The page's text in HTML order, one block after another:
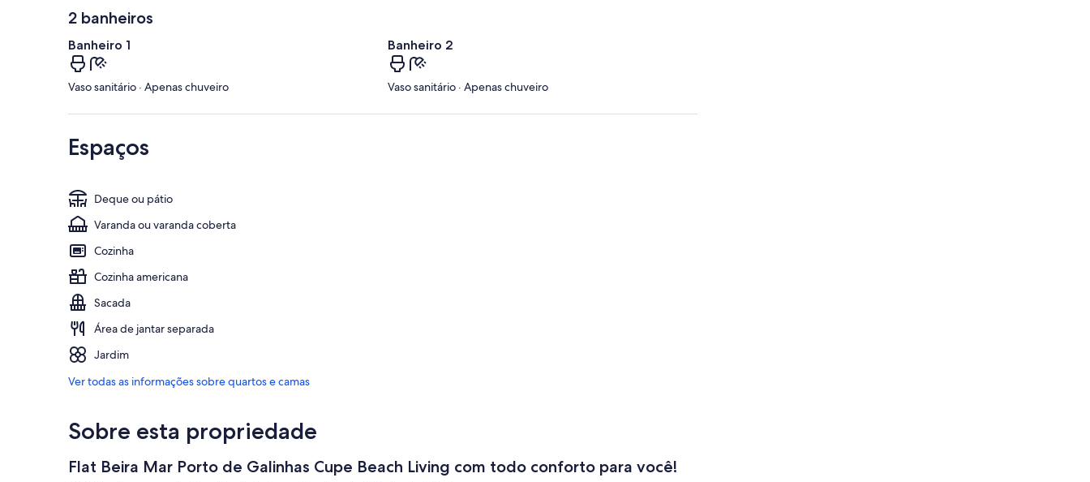
2 banheiros
Banheiro 1
Vaso sanitário · Apenas chuveiro
Banheiro 2
Vaso sanitário · Apenas chuveiro
Espaços
Deque ou pátio
Varanda ou varanda coberta
Cozinha
Cozinha americana
Sacada
Área de jantar separada
Jardim
Ver todas as informações sobre quartos e camas
Sobre esta propriedade
Flat Beira Mar Porto de Galinhas Cupe Beach Living com todo conforto para você!